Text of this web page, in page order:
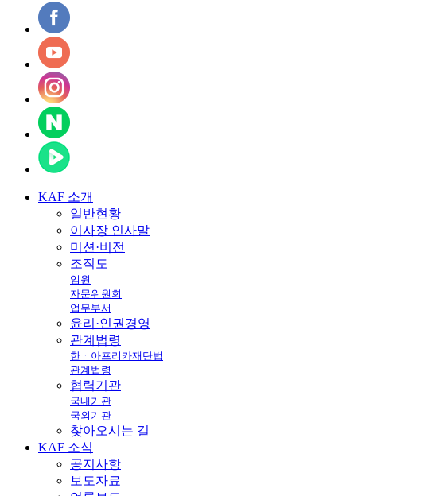
KAF 소개
일반현황
이사장 인사말
미션·비전
조직도
임원
자문위원회
업무부서
윤리·인권경영
관계법령
한ㆍ아프리카재단법
관계법령
협력기관
국내기관
국외기관
찾아오시는 길
KAF 소식
공지사항
보도자료